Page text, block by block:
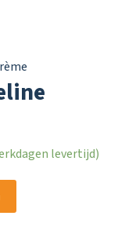
levertijd)